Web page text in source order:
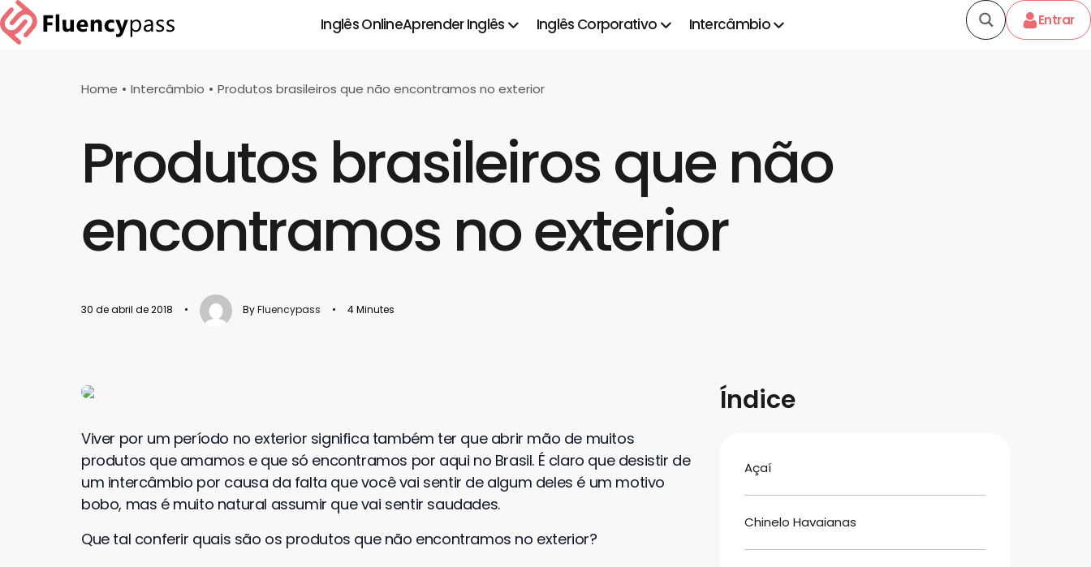
Inglês OnlineAprender Inglês Inglês Corporativo Intercâmbio Entrar
Home Intercâmbio Produtos brasileiros que não encontramos no exterior
Produtos brasileiros que não
encontramos no exterior
30 de abril de 2018 • ByFluencypass • 4 Minutes
Viver por um período no exterior significa também ter que abrir mão de muitos
produtos que amamos e que só encontramos por aqui no Brasil. É claro que desistir de
um intercâmbio por causa da falta que você vai sentir de algum deles é um motivo
bobo, mas é muito natural assumir que vai sentir saudades.
Que tal conferir quais são os produtos que não encontramos no exterior?
Índice
Açaí
Chinelo Havaianas